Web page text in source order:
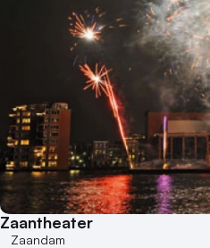
Hybride events
Industriële locatie
Kasteel en landgoed
Kleine / intieme locatie
Locaties aan zee
Museum
Theater
Varende locatie
Zaantheater
Zaandam